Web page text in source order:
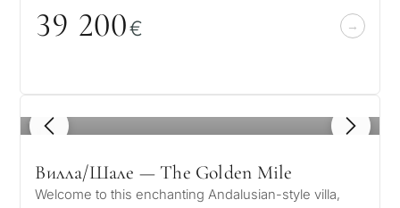
39 200€
1 / 8
Вилла/Шале — The Golden Mile
Welcome to this enchanting Andalusian-style villa,